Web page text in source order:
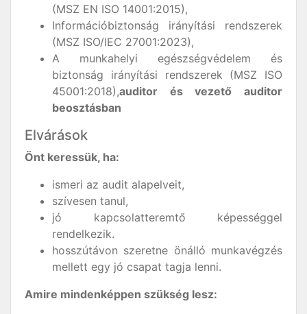
(MSZ EN ISO 14001:2015),
Információbiztonság irányítási rendszerek
(MSZ ISO/IEC 27001:2023),
A munkahelyi egészségvédelem és
biztonság irányítási rendszerek (MSZ ISO
45001:2018),auditor és vezető auditor
beosztásban
Elvárások
Önt keressük, ha:
ismeri az audit alapelveit,
szívesen tanul,
jó kapcsolatteremtő képességgel
rendelkezik.
hosszútávon szeretne önálló munkavégzés
mellett egy jó csapat tagja lenni.
Amire mindenképpen szükség lesz: